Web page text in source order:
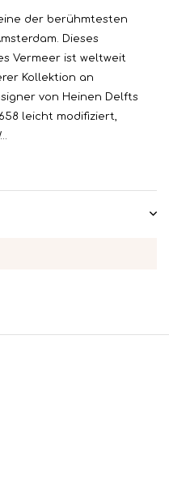
der berühmtesten
Dieses
Vermeer ist weltweit
Kollektion an
von Heinen Delfts
leicht modifiziert,